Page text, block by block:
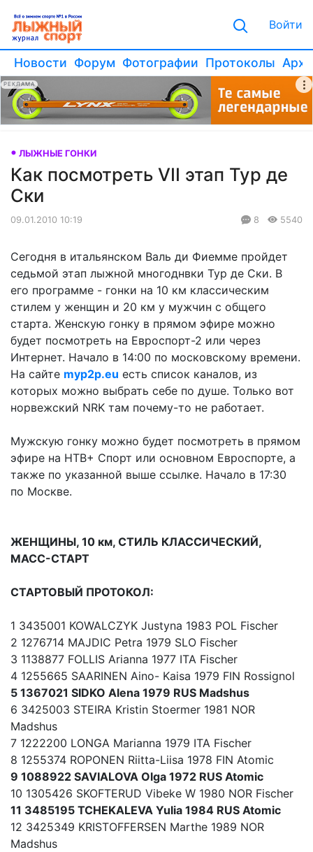
Войти
Новости Форум Фотографии Протоколы
РЕКЛАМА
ЛЫЖНЫЕ ГОНКИ
Как посмотреть VII этап Тур де
Ски
09.01.2010 10:19 8 5540
Сегодня в итальянском Валь ди Фиемме пройдет
седьмой этап лыжной многоднвки Тур де Ски. В
его программе - гонки на 10 км классическим
стилем у женщин и 20 км у мужчин с общего
старта. Женскую гонку в прямом эфире можно
будет посмотреть на Евроспорт-2 или через
Интернет. Начало в 14:00 по московскому времени.
На сайте myp2p.eu есть список каналов, из
которых можно выбрать себе по душе. Только вот
норвежский NRK там почему-то не работает.
Мужскую гонку можно будет посмотреть в прямом
эфире на НТВ+ Спорт или основном Евроспорте, а
также по указанной выше ссылке. Начало в 17:30
по Москве.
ЖЕНЩИНЫ, 10 км, СТИЛЬ КЛАССИЧЕСКИЙ,
МАСС-СТАРТ
СТАРТОВЫЙ ПРОТОКОЛ:
1 3435001 KOWALCZYK Justyna 1983 POL Fischer
2 1276714 MAJDIC Petra 1979 SLO Fischer
3 1138877 FOLLIS Arianna 1977 ITA Fischer
4 1255665 SAARINEN Aino- Kaisa 1979 FIN Rossignol
5 1367021 SIDKO Alena 1979 RUS Madshus
6 3425003 STEIRA Kristin Stoermer 1981 NOR
Madshus
7 1222200 LONGA Marianna 1979 ITA Fischer
8 1255374 ROPONEN Riitta-Liisa 1978 FIN Atomic
9 1088922 SAVIALOVA Olga 1972 RUS Atomic
10 1305426 SKOFTERUD Vibeke W 1980 NOR Fischer
11 3485195 TCHEKALEVA Yulia 1984 RUS Atomic
12 3425349 KRISTOFFERSEN Marthe 1989 NOR
Madshus